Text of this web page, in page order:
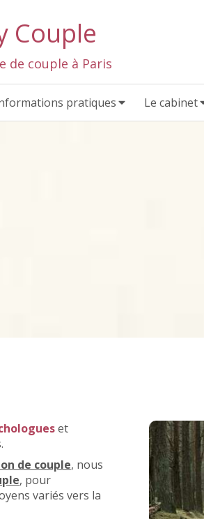
Couple
de couple à Paris
pratiques Le cabinet
et
de couple, nous
, pour
variés vers la